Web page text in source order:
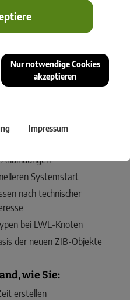
Nur notwendige Cookies
akzeptieren
Impressum
in der Edition
setzen wir neue
Dokumentation.
präsentieren wir Ihnen die
wie Sie Ihre Planungs- und
effizienter gestalten können.
Ausbauszenarien
Systemstart
nach technischer
bei LWL-Knoten
der neuen ZIB-Objekte
wie Sie:
erstellen